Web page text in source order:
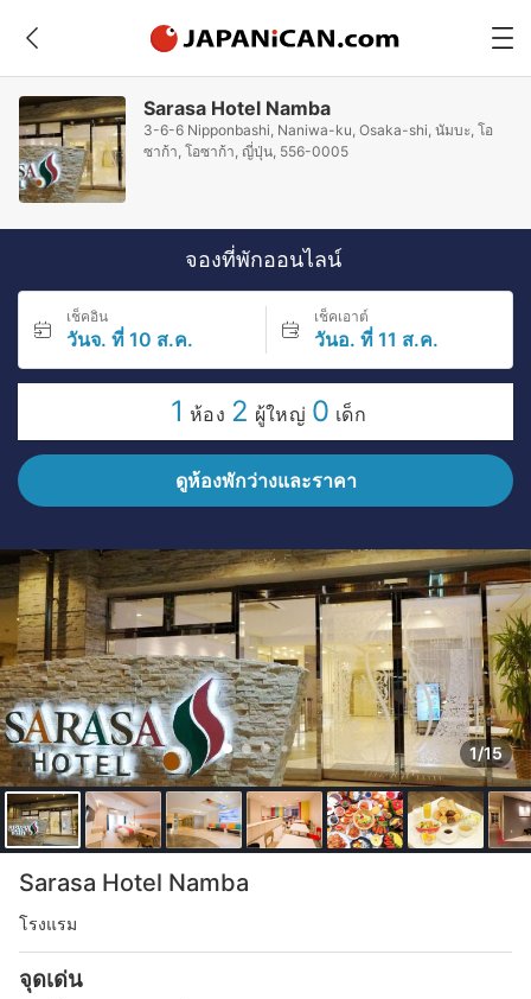
Sarasa Hotel Namba
3-6-6 Nipponbashi, Naniwa-ku, Osaka-shi, นัมบะ, โอ
ซาก้า, โอซาก้า, ญี่ปุ่น, 556-0005
จองที่พักออนไลน์
เช็คอิน
วันจ. ที่ 10 ส.ค.
เช็คเอาต์
วันอ. ที่ 11 ส.ค.
1 ห้อง 2 ผู้ใหญ่ 0 เด็ก
ดูห้องพักว่างและราคา
1/15
Sarasa Hotel Namba
โรงแรม
จุดเด่น